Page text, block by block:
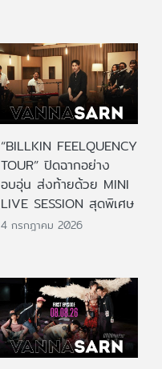
“BILLKIN FEELQUENCY
TOUR” ปิดฉากอย่าง
อบอุ่น ส่งท้ายด้วย MINI
LIVE SESSION สุดพิเศษ
4 กรกฎาคม 2026